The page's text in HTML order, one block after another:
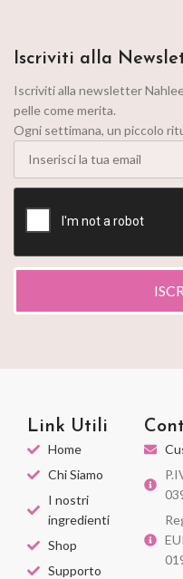
Iscriviti alla
Iscriviti alla newsletter
pelle come merita.
Ogni settimana, un piccolo
Link Utili
Home
Chi Siamo
I nostri
ingredienti
Shop
Supporto